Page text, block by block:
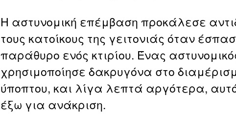
Η αστυνομική επέμβαση προκάλεσε
τους κατοίκους της γειτονιάς όταν
παράθυρο ενός κτιρίου. Ένας
χρησιμοποίησε δακρυγόνα στο
ύποπτου, και λίγα λεπτά αργότερα,
έξω για ανάκριση.